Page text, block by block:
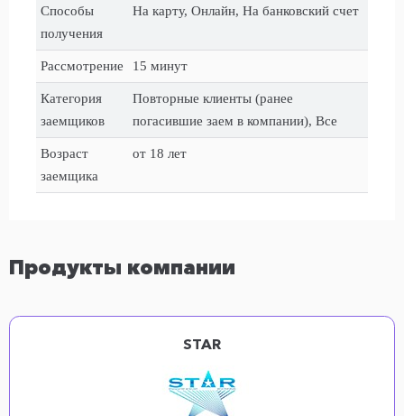
Способы
получения
На карту, Онлайн, На банковский счет
Рассмотрение 15 минут
Категория
заемщиков
Повторные клиенты (ранее
погасившие заем в компании), Все
Возраст
заемщика
от 18 лет
Продукты компании
STAR